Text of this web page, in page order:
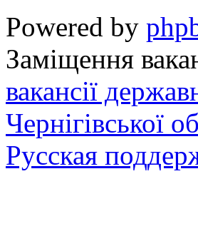
Powered by
Заміщення
вакансії
Чернігівської
Русская